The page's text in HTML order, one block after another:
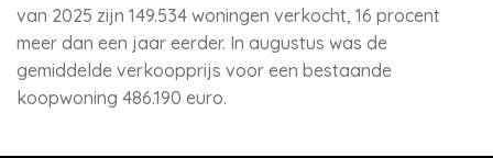
van 2025 zijn 149.534 woningen verkocht, 16 procent
meer dan een jaar eerder. In augustus was de
gemiddelde verkoopprijs voor een bestaande
koopwoning 486.190 euro.